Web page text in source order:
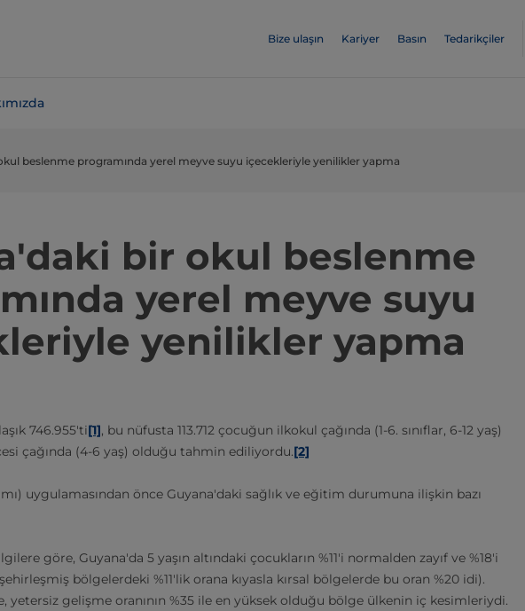
Bize ulaşın Kariyer Basın Tedarikçiler
beslenme programında yerel meyve suyu içecekleriyle yenilikler yapma
bir okul beslenme
yerel meyve suyu
yenilikler yapma
746.955'ti[1], bu nüfusta 113.712 çocuğun ilkokul çağında (1-6. sınıflar, 6-12 yaş)
çağında (4-6 yaş) olduğu tahmin ediliyordu.[2]
uygulamasından önce Guyana'daki sağlık ve eğitim durumuna ilişkin bazı
göre, Guyana'da 5 yaşın altındaki çocukların %11'i normalden zayıf ve %18'i
bölgelerdeki %11'lik orana kıyasla kırsal bölgelerde bu oran %20 idi).
yetersiz gelişme oranının %35 ile en yüksek olduğu bölge ülkenin iç kesimleriydi.